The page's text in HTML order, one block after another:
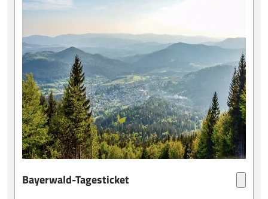
Bayerwald-Tagesticket